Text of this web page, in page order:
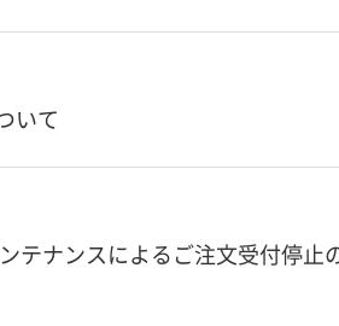
いて
テナンスによるご注文受付停止